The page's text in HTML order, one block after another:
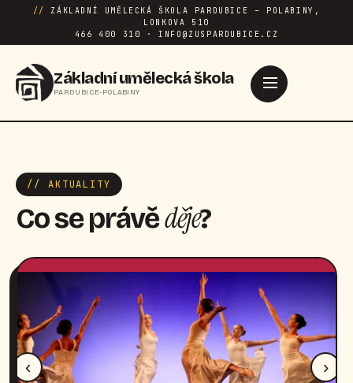
//
ZÁKLADNÍ UMĚLECKÁ ŠKOLA PARDUBICE – POLABINY,
LONKOVA 510
466 400 310 · INFO@ZUSPARDUBICE.CZ
Základní umělecká škola
PARDUBICE-POLABINY
// AKTUALITY
Co se právěděje?
‹ ›